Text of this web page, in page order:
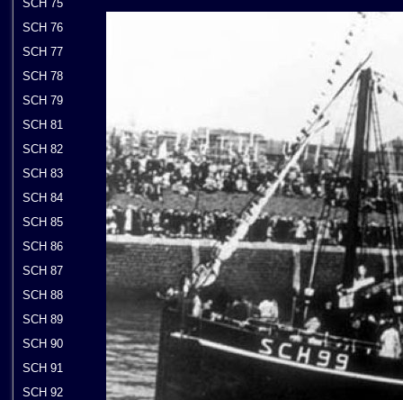
SCH 75
SCH 76
SCH 77
SCH 78
SCH 79
SCH 81
SCH 82
SCH 83
SCH 84
SCH 85
SCH 86
SCH 87
SCH 88
SCH 89
SCH 90
SCH 91
SCH 92